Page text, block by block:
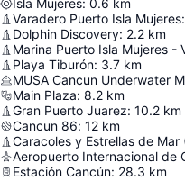
Isla Mujeres: 0.6 km
Varadero Puerto Isla Mujeres:
Dolphin Discovery: 2.2 km
Marina Puerto Isla Mujeres -
Playa Tiburón: 3.7 km
MUSA Cancun Underwater
Main Plaza: 8.2 km
Gran Puerto Juarez: 10.2 km
Cancun 86: 12 km
Caracoles y Estrellas de Mar
Aeropuerto Internacional de
Estación Cancún: 28.3 km